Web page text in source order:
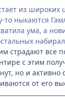
из
то ныкаются
ума, а
страдают все
с этим
но и активно
от его